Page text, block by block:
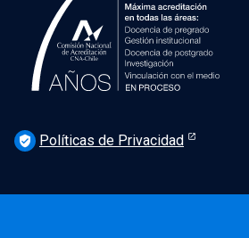
verified_user Políticas de Privacidad